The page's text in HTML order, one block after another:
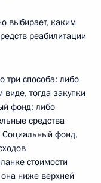
выбирает, каким
реабилитации
три способа: либо
виде, тогда закупки
фонд; либо
средства
Социальный фонд,
стоимости
ниже верхней